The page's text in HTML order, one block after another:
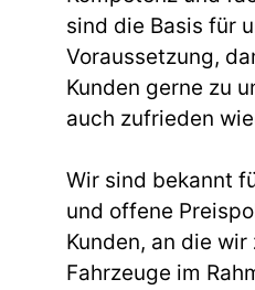
sind die Basis für
Voraussetzung,
Kunden gerne zu
auch zufrieden
Wir sind bekannt
und offene
Kunden, an die
Fahrzeuge im